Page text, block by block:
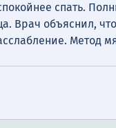
спать.
Врач объяснил,
Метод